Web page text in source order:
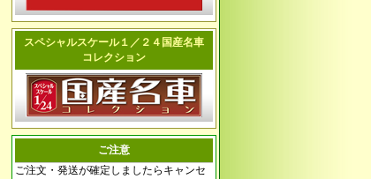
スペシャルスケール１／２４国産名車
コレクション
ご注意
ご注文・発送が確定しましたらキャンセ